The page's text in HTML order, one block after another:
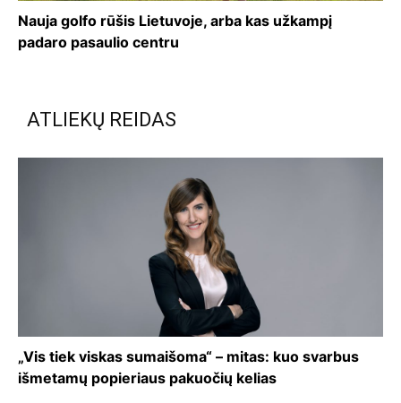
Nauja golfo rūšis Lietuvoje, arba kas užkampį
padaro pasaulio centru
ATLIEKŲ REIDAS
„Vis tiek viskas sumaišoma“ – mitas: kuo svarbus
išmetamų popieriaus pakuočių kelias